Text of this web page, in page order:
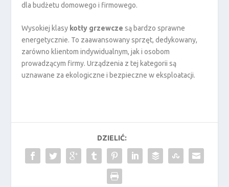
dla budżetu domowego i firmowego.
Wysokiej klasy kotły grzewczesą bardzo sprawne
energetycznie. To zaawansowany sprzęt, dedykowany,
zarówno klientom indywidualnym, jak i osobom
prowadzącym firmy. Urządzenia z tej kategorii są
uznawane za ekologiczne i bezpieczne w eksploatacji.
DZIELIĆ: